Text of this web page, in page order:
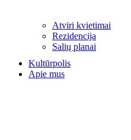
Atviri kvietimai
Rezidencija
Salių planai
Kultūrpolis
Apie mus